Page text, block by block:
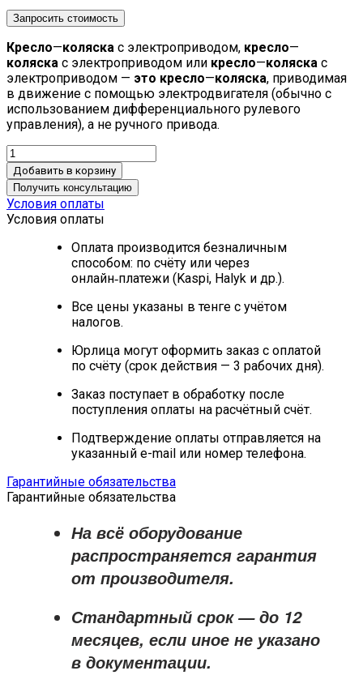
Запросить стоимость
Кресло—коляска с электроприводом, кресло—
коляска с электроприводом или кресло—коляска с
электроприводом — это кресло—коляска, приводимая
в движение с помощью электродвигателя (обычно с
использованием дифференциального рулевого
управления), а не ручного привода.
Добавить в корзину
Получить консультацию
Условия оплаты
Условия оплаты
Оплата производится безналичным
способом: по счёту или через
онлайн‑платежи (Kaspi, Halyk и др.).
Все цены указаны в тенге с учётом
налогов.
Юрлица могут оформить заказ с оплатой
по счёту (срок действия — 3 рабочих дня).
Заказ поступает в обработку после
поступления оплаты на расчётный счёт.
Подтверждение оплаты отправляется на
указанный e-mail или номер телефона.
Гарантийные обязательства
Гарантийные обязательства
На всё оборудование
распространяется гарантия
от производителя.
Стандартный срок — до 12
месяцев, если иное не указано
в документации.